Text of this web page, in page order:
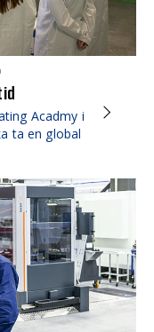
Acadmy i
ta en global